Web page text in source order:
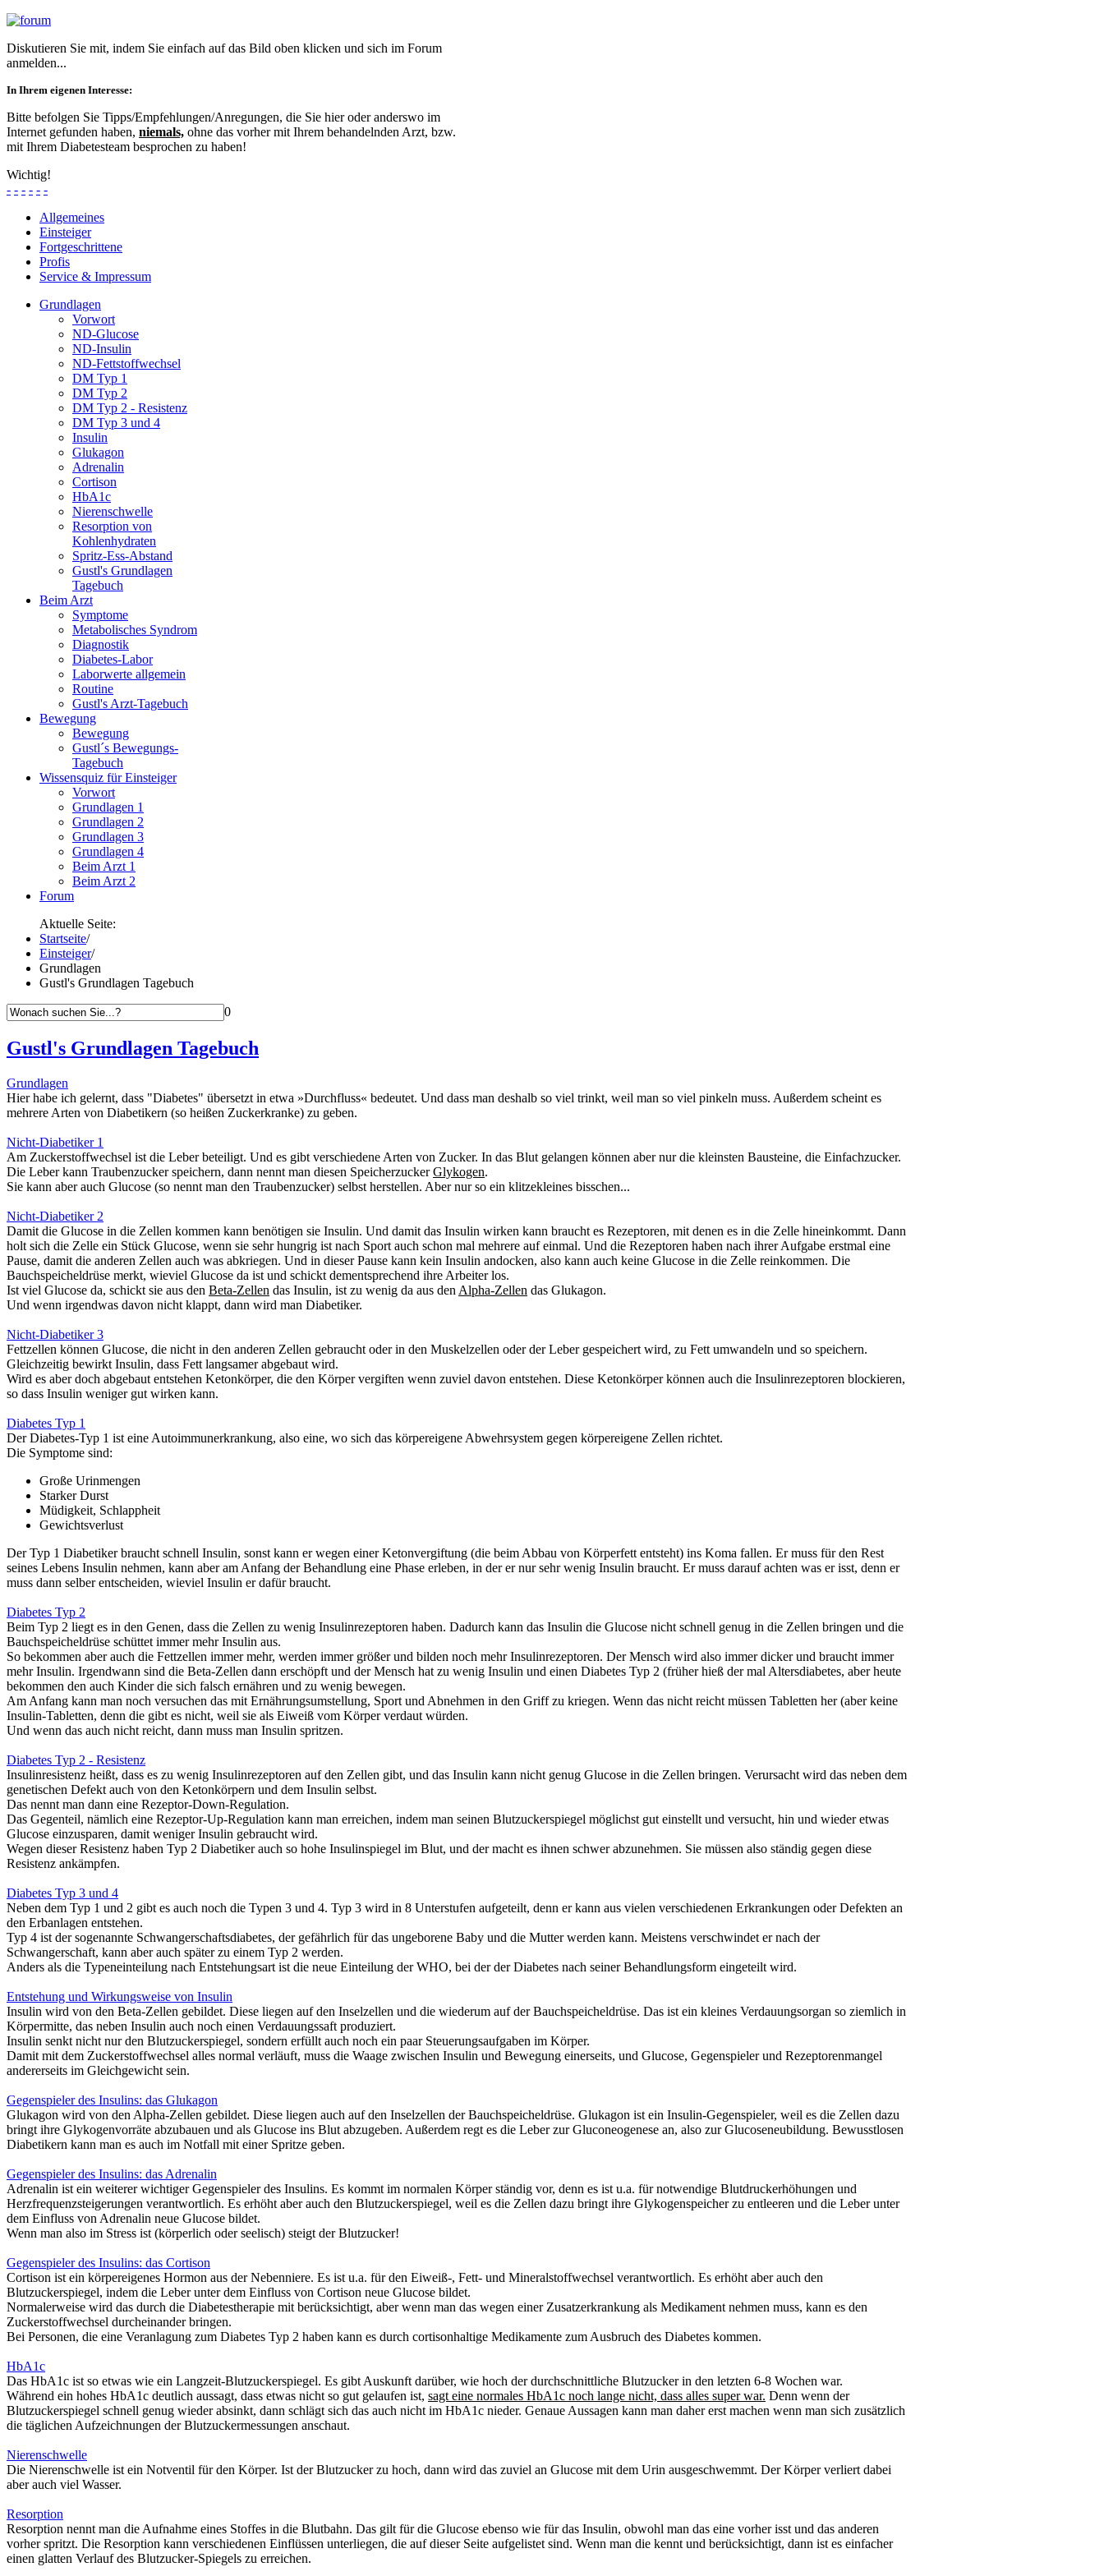
Diskutieren Sie mit, indem Sie einfach auf das Bild oben klicken und sich im Forum
anmelden...
In Ihrem eigenen Interesse:
Bitte befolgen Sie Tipps/Empfehlungen/Anregungen, die Sie hier oder anderswo im
Internet gefunden haben, niemals, ohne das vorher mit Ihrem behandelnden Arzt, bzw.
mit Ihrem Diabetesteam besprochen zu haben!
Wichtig!
- - - - - -
Allgemeines
Einsteiger
Fortgeschrittene
Profis
Service & Impressum
Grundlagen
Vorwort
ND-Glucose
ND-Insulin
ND-Fettstoffwechsel
DM Typ 1
DM Typ 2
DM Typ 2 - Resistenz
DM Typ 3 und 4
Insulin
Glukagon
Adrenalin
Cortison
HbA1c
Nierenschwelle
Resorption von
Kohlenhydraten
Spritz-Ess-Abstand
Gustl's Grundlagen
Tagebuch
Beim Arzt
Symptome
Metabolisches Syndrom
Diagnostik
Diabetes-Labor
Laborwerte allgemein
Routine
Gustl's Arzt-Tagebuch
Bewegung
Bewegung
Gustl´s Bewegungs-
Tagebuch
Wissensquiz für Einsteiger
Vorwort
Grundlagen 1
Grundlagen 2
Grundlagen 3
Grundlagen 4
Beim Arzt 1
Beim Arzt 2
Forum
Aktuelle Seite:
Startseite/
Einsteiger/
Grundlagen
Gustl's Grundlagen Tagebuch
0
Gustl's Grundlagen Tagebuch
Grundlagen
Hier habe ich gelernt, dass "Diabetes" übersetzt in etwa »Durchfluss« bedeutet. Und dass man deshalb so viel trinkt, weil man so viel pinkeln muss. Außerdem scheint es
mehrere Arten von Diabetikern (so heißen Zuckerkranke) zu geben.
Nicht-Diabetiker 1
Am Zuckerstoffwechsel ist die Leber beteiligt. Und es gibt verschiedene Arten von Zucker. In das Blut gelangen können aber nur die kleinsten Bausteine, die Einfachzucker.
Die Leber kann Traubenzucker speichern, dann nennt man diesen SpeicherzuckerGlykogen.
Sie kann aber auch Glucose (so nennt man den Traubenzucker) selbst herstellen. Aber nur so ein klitzekleines bisschen...
Nicht-Diabetiker 2
Damit die Glucose in die Zellen kommen kann benötigen sie Insulin. Und damit das Insulin wirken kann braucht es Rezeptoren, mit denen es in die Zelle hineinkommt. Dann
holt sich die Zelle ein Stück Glucose, wenn sie sehr hungrig ist nach Sport auch schon mal mehrere auf einmal. Und die Rezeptoren haben nach ihrer Aufgabe erstmal eine
Pause, damit die anderen Zellen auch was abkriegen. Und in dieser Pause kann kein Insulin andocken, also kann auch keine Glucose in die Zelle reinkommen. Die
Bauchspeicheldrüse merkt, wieviel Glucose da ist und schickt dementsprechend ihre Arbeiter los.
Ist viel Glucose da, schickt sie aus den Beta-Zellen das Insulin, ist zu wenig da aus den Alpha-Zellen das Glukagon.
Und wenn irgendwas davon nicht klappt, dann wird man Diabetiker.
Nicht-Diabetiker 3
Fettzellen können Glucose, die nicht in den anderen Zellen gebraucht oder in den Muskelzellen oder der Leber gespeichert wird, zu Fett umwandeln und so speichern.
Gleichzeitig bewirkt Insulin, dass Fett langsamer abgebaut wird.
Wird es aber doch abgebaut entstehen Ketonkörper, die den Körper vergiften wenn zuviel davon entstehen. Diese Ketonkörper können auch die Insulinrezeptoren blockieren,
so dass Insulin weniger gut wirken kann.
Diabetes Typ 1
DerDiabetes-Typ 1 ist eine Autoimmunerkrankung, also eine, wo sich das körpereigene Abwehrsystem gegen körpereigene Zellen richtet.
Die Symptome sind:
Große Urinmengen
Starker Durst
Müdigkeit, Schlappheit
Gewichtsverlust
Der Typ 1 Diabetiker braucht schnell Insulin, sonst kann er wegen einerKetonvergiftung (die beim Abbau von Körperfett entsteht) ins Koma fallen. Er muss für den Rest
seines Lebens Insulin nehmen, kann aber am Anfang der Behandlung eine Phase erleben, in der er nur sehr wenig Insulin braucht. Er muss darauf achten was er isst, denn er
muss dann selber entscheiden, wieviel Insulin er dafür braucht.
Diabetes Typ 2
Beim Typ 2 liegt es in den Genen, dass die Zellen zu wenig Insulinrezeptoren haben. Dadurch kann das Insulin die Glucose nicht schnell genug in die Zellen bringen und die
Bauchspeicheldrüse schüttet immer mehr Insulin aus.
So bekommen aber auch die Fettzellen immer mehr, werden immer größer und bilden noch mehr Insulinrezeptoren. Der Mensch wird also immer dickerund braucht immer
mehr Insulin. Irgendwann sind die Beta-Zellen dann erschöpft und der Mensch hat zu wenig Insulin und einen Diabetes Typ 2 (früher hieß der mal Altersdiabetes, aber heute
bekommen den auch Kinder die sich falsch ernähren und zu wenig bewegen.
Am Anfang kann man noch versuchen das mit Ernährungsumstellung, Sport und Abnehmen in den Griff zu kriegen. Wenn das nicht reicht müssen Tabletten her (aber keine
Insulin-Tabletten, denn die gibt es nicht, weil sie als Eiweiß vom Körper verdaut würden.
Und wenn das auch nicht reicht, dann muss man Insulin spritzen.
Diabetes Typ 2 - Resistenz
Insulinresistenz heißt, dass es zu wenig Insulinrezeptoren auf den Zellen gibt, und das Insulin kann nicht genug Glucose in die Zellen bringen. Verursacht wird das neben dem
genetischen Defekt auch von den Ketonkörpern und dem Insulin selbst.
Das nennt man dann eine Rezeptor-Down-Regulation.
Das Gegenteil, nämlich eine Rezeptor-Up-Regulation kann man erreichen, indem man seinen Blutzuckerspiegel möglichst gut einstellt und versucht, hin und wieder etwas
Glucose einzusparen, damit weniger Insulin gebraucht wird.
Wegen dieser Resistenz haben Typ 2 Diabetiker auch so hohe Insulinspiegel im Blut, und der macht es ihnen schwer abzunehmen. Sie müssen also ständig gegen diese
Resistenz ankämpfen.
Diabetes Typ 3 und 4
Neben dem Typ 1 und 2 gibt es auch noch die Typen 3 und 4. Typ 3 wird in 8 Unterstufen aufgeteilt, denn er kann aus vielen verschiedenen Erkrankungen oder Defekten an
den Erbanlagen entstehen.
Typ 4 ist der sogenannte Schwangerschaftsdiabetes, der gefährlich für das ungeborene Baby und die Mutter werden kann. Meistens verschwindet er nach der
Schwangerschaft, kann aber auch später zu einem Typ 2 werden.
Anders als die Typeneinteilung nach Entstehungsart ist die neue Einteilung der WHO, bei der der Diabetes nach seiner Behandlungsform eingeteilt wird.
Entstehung und Wirkungsweise von Insulin
Insulin wird von den Beta-Zellen gebildet. Diese liegen auf den Inselzellen und die wiederum auf der Bauchspeicheldrüse. Das ist ein kleines Verdauungsorgan so ziemlich in
Körpermitte, das neben Insulin auch noch einen Verdauungssaft produziert.
Insulin senkt nicht nur den Blutzuckerspiegel, sondern erfüllt auch noch ein paar Steuerungsaufgaben im Körper.
Damit mit dem Zuckerstoffwechsel alles normal verläuft, muss die Waage zwischen Insulin und Bewegung einerseits, und Glucose, Gegenspieler und Rezeptorenmangel
andererseits im Gleichgewicht sein.
Gegenspieler des Insulins: das Glukagon
Glukagon wird von den Alpha-Zellen gebildet. Diese liegen auch auf den Inselzellen der Bauchspeicheldrüse. Glukagon ist ein Insulin-Gegenspieler, weil es die Zellen dazu
bringt ihre Glykogenvorräte abzubauen und als Glucose ins Blut abzugeben. Außerdem regt es die Leber zurGluconeogenese an, also zur Glucoseneubildung. Bewusstlosen
Diabetikern kann man es auch im Notfall mit einer Spritze geben.
Gegenspieler des Insulins: das Adrenalin
Adrenalin ist ein weiterer wichtiger Gegenspieler des Insulins. Es kommt im normalen Körper ständig vor, denn es ist u.a. für notwendige Blutdruckerhöhungen und
Herzfrequenzsteigerungen verantwortlich. Es erhöht aber auch den Blutzuckerspiegel, weil es die Zellen dazu bringt ihre Glykogenspeicher zu entleeren und die Leber unter
dem Einfluss von Adrenalin neue Glucose bildet.
Wenn man also im Stress ist (körperlich oder seelisch) steigt der Blutzucker!
Gegenspieler des Insulins: das Cortison
Cortison ist ein körpereigenes Hormon aus der Nebenniere. Es ist u.a. für den Eiweiß-, Fett- und Mineralstoffwechsel verantwortlich. Es erhöht aber auch den
Blutzuckerspiegel, indem die Leber unter dem Einfluss von Cortison neue Glucose bildet.
Normalerweise wird das durch die Diabetestherapie mit berücksichtigt, aber wenn man das wegen einer Zusatzerkrankung als Medikament nehmen muss, kann es den
Zuckerstoffwechsel durcheinander bringen.
Bei Personen, die eine Veranlagung zum Diabetes Typ 2 haben kann es durch cortisonhaltige Medikamente zum Ausbruch des Diabetes kommen.
HbA1c
Das HbA1c ist so etwas wie ein Langzeit-Blutzuckerspiegel. Es gibt Auskunft darüber, wie hoch derdurchschnittliche Blutzucker in den letzten 6-8 Wochen war.
Während ein hohes HbA1c deutlich aussagt, dass etwas nicht so gut gelaufen ist, sagt eine normales HbA1c noch lange nicht, dass alles super war. Denn wenn der
Blutzuckerspiegel schnell genug wieder absinkt, dann schlägt sich das auch nicht im HbA1c nieder. Genaue Aussagen kann man daher erst machen wenn man sich zusätzlich
die täglichen Aufzeichnungen der Blutzuckermessungen anschaut.
Nierenschwelle
Die Nierenschwelle ist ein Notventil für den Körper. Ist derBlutzucker zu hoch, dann wird das zuviel an Glucose mit dem Urin ausgeschwemmt. Der Körperverliert dabei
aber auch viel Wasser.
Resorption
Resorption nennt man die Aufnahme eines Stoffes in die Blutbahn. Das gilt für die Glucose ebenso wie für das Insulin, obwohl man das eine vorher isst und das anderen
vorher spritzt. Die Resorption kann verschiedenen Einflüssen unterliegen, die auf dieser Seite aufgelistet sind. Wenn man die kennt und berücksichtigt, dann ist es einfacher
einen glatten Verlauf des Blutzucker-Spiegels zu erreichen.